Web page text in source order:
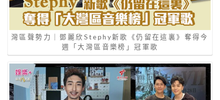
灣區聲勢力｜鄧麗欣Stephy新歌《仍留在這裏》奪得今
週「大灣區音樂榜」冠軍歌